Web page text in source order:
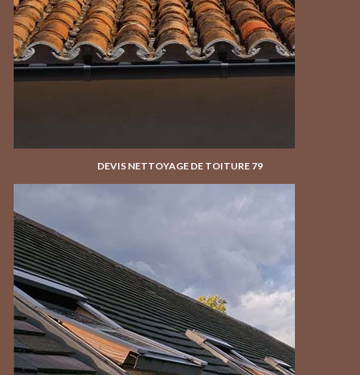
DEVIS NETTOYAGE DE TOITURE 79